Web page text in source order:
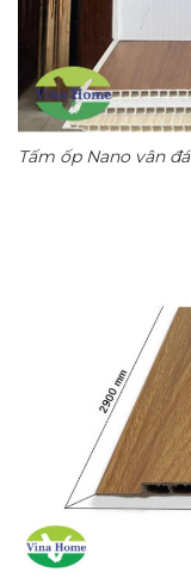
Tấm ốp Nano vân đá